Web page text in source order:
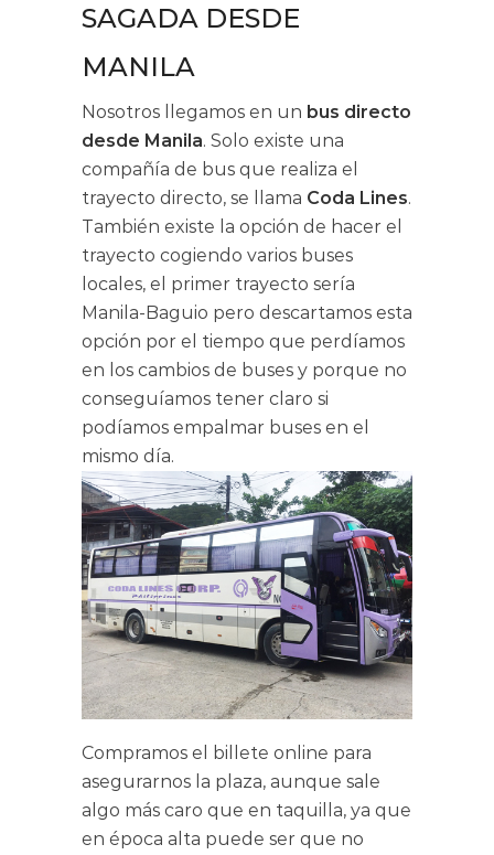
SAGADA DESDE
MANILA
Nosotros llegamos en un bus directo
desde Manila. Solo existe una
compañía de bus que realiza el
trayecto directo, se llama Coda Lines.
También existe la opción de hacer el
trayecto cogiendo varios buses
locales, el primer trayecto sería
Manila-Baguio pero descartamos esta
opción por el tiempo que perdíamos
en los cambios de buses y porque no
conseguíamos tener claro si
podíamos empalmar buses en el
mismo día.
Compramos el billete online para
asegurarnos la plaza, aunque sale
algo más caro que en taquilla, ya que
en época alta puede ser que no